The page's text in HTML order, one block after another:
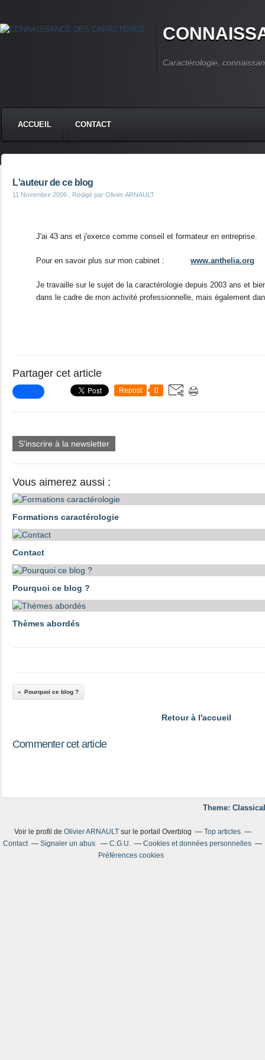
Caractérologie,
ACCUEIL CONTACT
L'auteur de ce blog
11 Novembre 2006 , Rédigé par Olivier ARNAULT
J'ai 43 ans et j'exerce comme conseil et formateur en entreprise.
Pour en savoir plus sur mon cabinet : www.anthelia.org
Je travaille sur le sujet de la caractérologie depuis 2003 ans et
dans le cadre de mon activité professionnelle, mais également
Partager cet article
Repost 0
S'inscrire à la newsletter
Vous aimerez aussi :
Formations caractérologie
Contact
Pourquoi ce blog ?
Thèmes abordés
Pourquoi ce blog ?
Retour à l'accueil
Commenter cet article
Theme:
Voir le profil de Olivier ARNAULTsur le portail Overblog
Top articles
Contact
Signaler un abus C.G.U.
Cookies et données personnelles
Préférences cookies